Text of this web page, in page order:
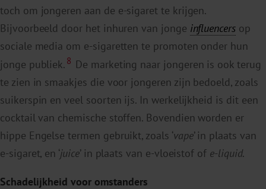
toch om jongeren aan de e-sigaret te krijgen.
Bijvoorbeeld door het inhuren van jonge influencersop
sociale media om e-sigaretten te promoten onder hun
jonge publiek. 8 De marketing naar jongeren is ook terug
te zien in smaakjes die voor jongeren zijn bedoeld, zoals
suikerspin en veel soorten ijs. In werkelijkheid is dit een
cocktail van chemische stoffen. Bovendien worden er
hippe Engelse termen gebruikt, zoals ‘vape’ in plaats van
e-sigaret, en ‘juice’ in plaats van e-vloeistof of e-liquid.
Schadelijkheid voor omstanders